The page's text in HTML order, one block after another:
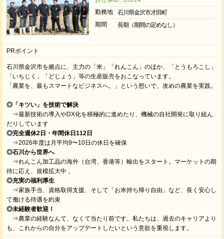
勤務地
石川県金沢市才田町
期間
長期（期間の定めなし）
PRポイント
石川県金沢市を拠点に、主力の「米」「れんこん」のほか、「とうもろこし」
「いちじく」「どじょう」等の生産販売をおこなっています。
「農業を、最もスマートなビジネスへ。」という想いで、攻めの農業を実践。
◎「キツい」を技術で解決
⇒最新技術の導入やDX化を積極的に進めたり、機械の自社開発に取り組ん
だりしています
◎完全週休2日・年間休日112日
⇒2026年度は月平均9〜10日の休日を確保
◎石川から世界へ
⇒れんこん加工品の海外（台湾、香港等）輸出をスタート。マーケットの期
待に応え、規模拡大中 。
◎充実の福利厚生
⇒家族手当、資格取得支援、そして「お米持ち帰り自由」など、長く安心し
て働ける待遇を約束
◎未経験者歓迎！
⇒農業の経験なんて、なくて当たり前です。私たちは、過去のキャリアより
も、これからの自分をアップデートしたいという意欲を重視します。